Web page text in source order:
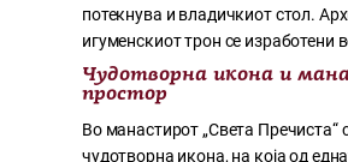
потекнува и владичкиот стол.
игуменскиот трон се изработени
Чудотворна икона и
простор
Во манастирот „Света Пречиста“
чудотворна икона, на која од